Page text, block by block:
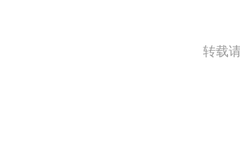
转载